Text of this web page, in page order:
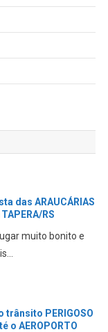
das ARAUCÁRIAS
RS
muito bonito e
trânsito PERIGOSO
o AEROPORTO